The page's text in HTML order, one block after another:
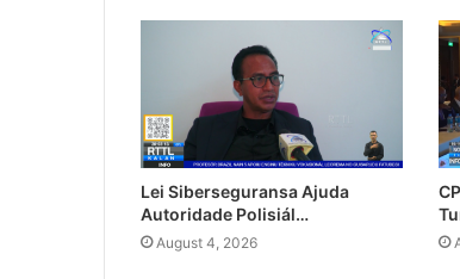
Lei Siberseguransa Ajuda
Autoridade Polisiál…
August 4, 2026